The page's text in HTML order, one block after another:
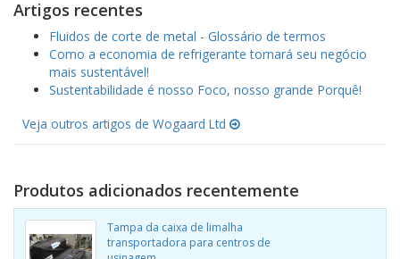
Artigos recentes
Fluidos de corte de metal - Glossário de termos
Como a economia de refrigerante tornará seu negócio
mais sustentável!
Sustentabilidade é nosso Foco, nosso grande Porquê!
Veja outros artigos de Wogaard Ltd
Produtos adicionados recentemente
Tampa da caixa de limalha
transportadora para centros de